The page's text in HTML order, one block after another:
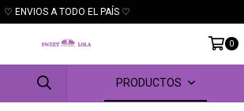
♡ ENVIOS A TODO EL PAÍS ♡
0
PRODUCTOS